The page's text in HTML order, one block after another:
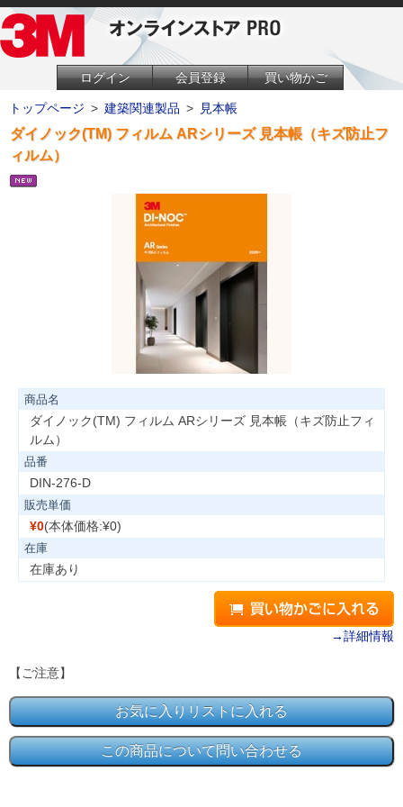
ログイン 会員登録 買い物かご
トップページ > 建築関連製品 > 見本帳
ダイノック(TM) フィルム ARシリーズ 見本帳（キズ防止フ
ィルム）
商品名
ダイノック(TM) フィルム ARシリーズ 見本帳（キズ防止フィ
ルム）
品番
DIN-276-D
販売単価
¥0(本体価格:¥0)
在庫
在庫あり
→詳細情報
【ご注意】